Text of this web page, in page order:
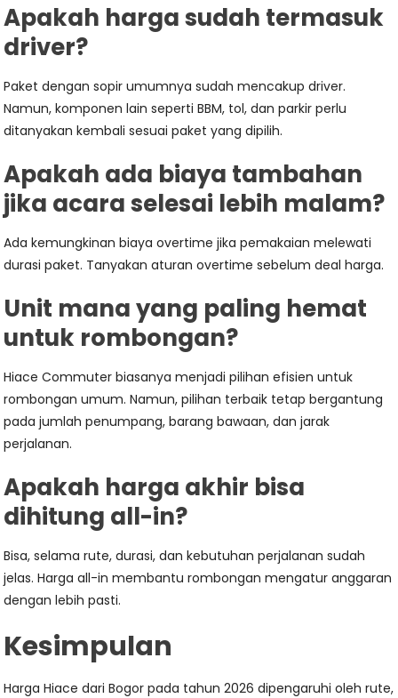
Apakah harga sudah termasuk
driver?
Paket dengan sopir umumnya sudah mencakup driver.
Namun, komponen lain seperti BBM, tol, dan parkir perlu
ditanyakan kembali sesuai paket yang dipilih.
Apakah ada biaya tambahan
jika acara selesai lebih malam?
Ada kemungkinan biaya overtime jika pemakaian melewati
durasi paket. Tanyakan aturan overtime sebelum deal harga.
Unit mana yang paling hemat
untuk rombongan?
Hiace Commuter biasanya menjadi pilihan efisien untuk
rombongan umum. Namun, pilihan terbaik tetap bergantung
pada jumlah penumpang, barang bawaan, dan jarak
perjalanan.
Apakah harga akhir bisa
dihitung all-in?
Bisa, selama rute, durasi, dan kebutuhan perjalanan sudah
jelas. Harga all-in membantu rombongan mengatur anggaran
dengan lebih pasti.
Kesimpulan
Harga Hiace dari Bogor pada tahun 2026 dipengaruhi oleh rute,